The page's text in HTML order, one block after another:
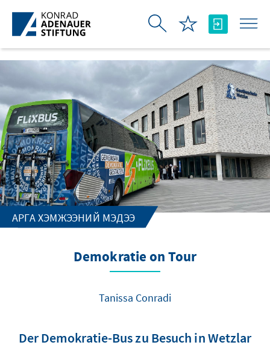
Skip to Main Content
АРГА ХЭМЖЭЭНИЙ МЭДЭЭ
Demokratie on Tour
Tanissa Conradi
Der Demokratie-Bus zu Besuch in Wetzlar